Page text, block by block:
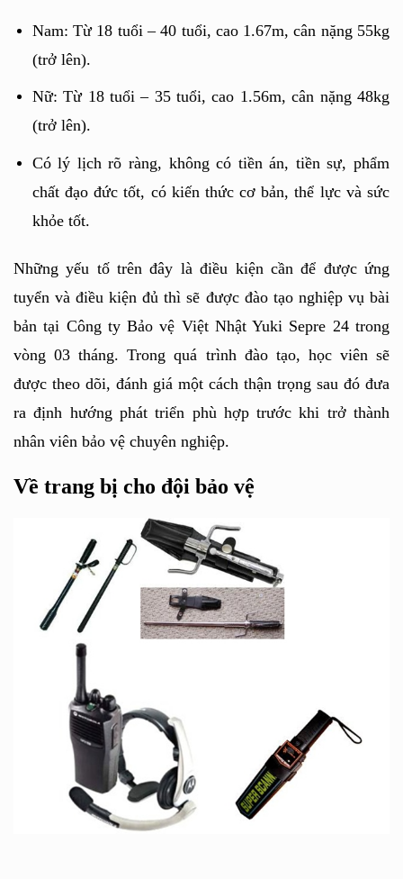
Nam: Từ 18 tuổi – 40 tuổi, cao 1.67m, cân nặng 55kg
(trở lên).
Nữ: Từ 18 tuổi – 35 tuổi, cao 1.56m, cân nặng 48kg
(trở lên).
Có lý lịch rõ ràng, không có tiền án, tiền sự, phẩm
chất đạo đức tốt, có kiến thức cơ bản, thể lực và sức
khỏe tốt.
Những yếu tố trên đây là điều kiện cần để được ứng
tuyển và điều kiện đủ thì sẽ được đào tạo nghiệp vụ bài
bản tại Công ty Bảo vệ Việt Nhật Yuki Sepre 24 trong
vòng 03 tháng. Trong quá trình đào tạo, học viên sẽ
được theo dõi, đánh giá một cách thận trọng sau đó đưa
ra định hướng phát triển phù hợp trước khi trở thành
nhân viên bảo vệ chuyên nghiệp.
Về trang bị cho đội bảo vệ